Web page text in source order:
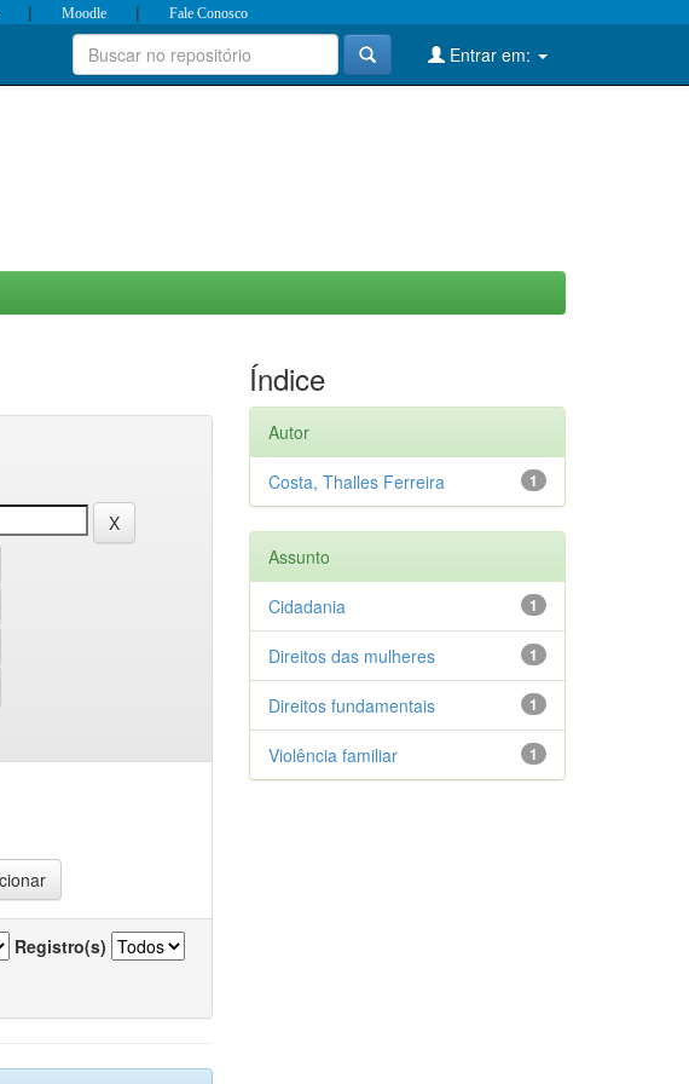
| Moodle | Fale Conosco
Entrar em:
Registro(s)
Índice
Autor
1
Costa, Thalles Ferreira
Assunto
1
Cidadania
1
Direitos das mulheres
1
Direitos fundamentais
1
Violência familiar